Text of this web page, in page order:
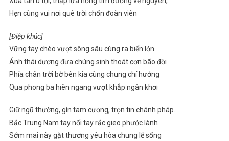
Hẹn cùng vui nơi quê trời chốn đoàn viên
[Điệp khúc]
Vững tay chèo vượt sông sâu cùng ra biển lớn
Ánh thái dương đưa chúng sinh thoát cơn bão đời
Phía chân trời bờ bên kia cùng chung chí hướng
Qua phong ba hiên ngang vượt khắp ngàn khơi
Giữ ngũ thường, gìn tam cương, trọn tin chánh pháp.
Bắc Trung Nam tay nối tay rắc gieo phước lành
Sớm mai này gặt thương yêu hòa chung lẽ sống